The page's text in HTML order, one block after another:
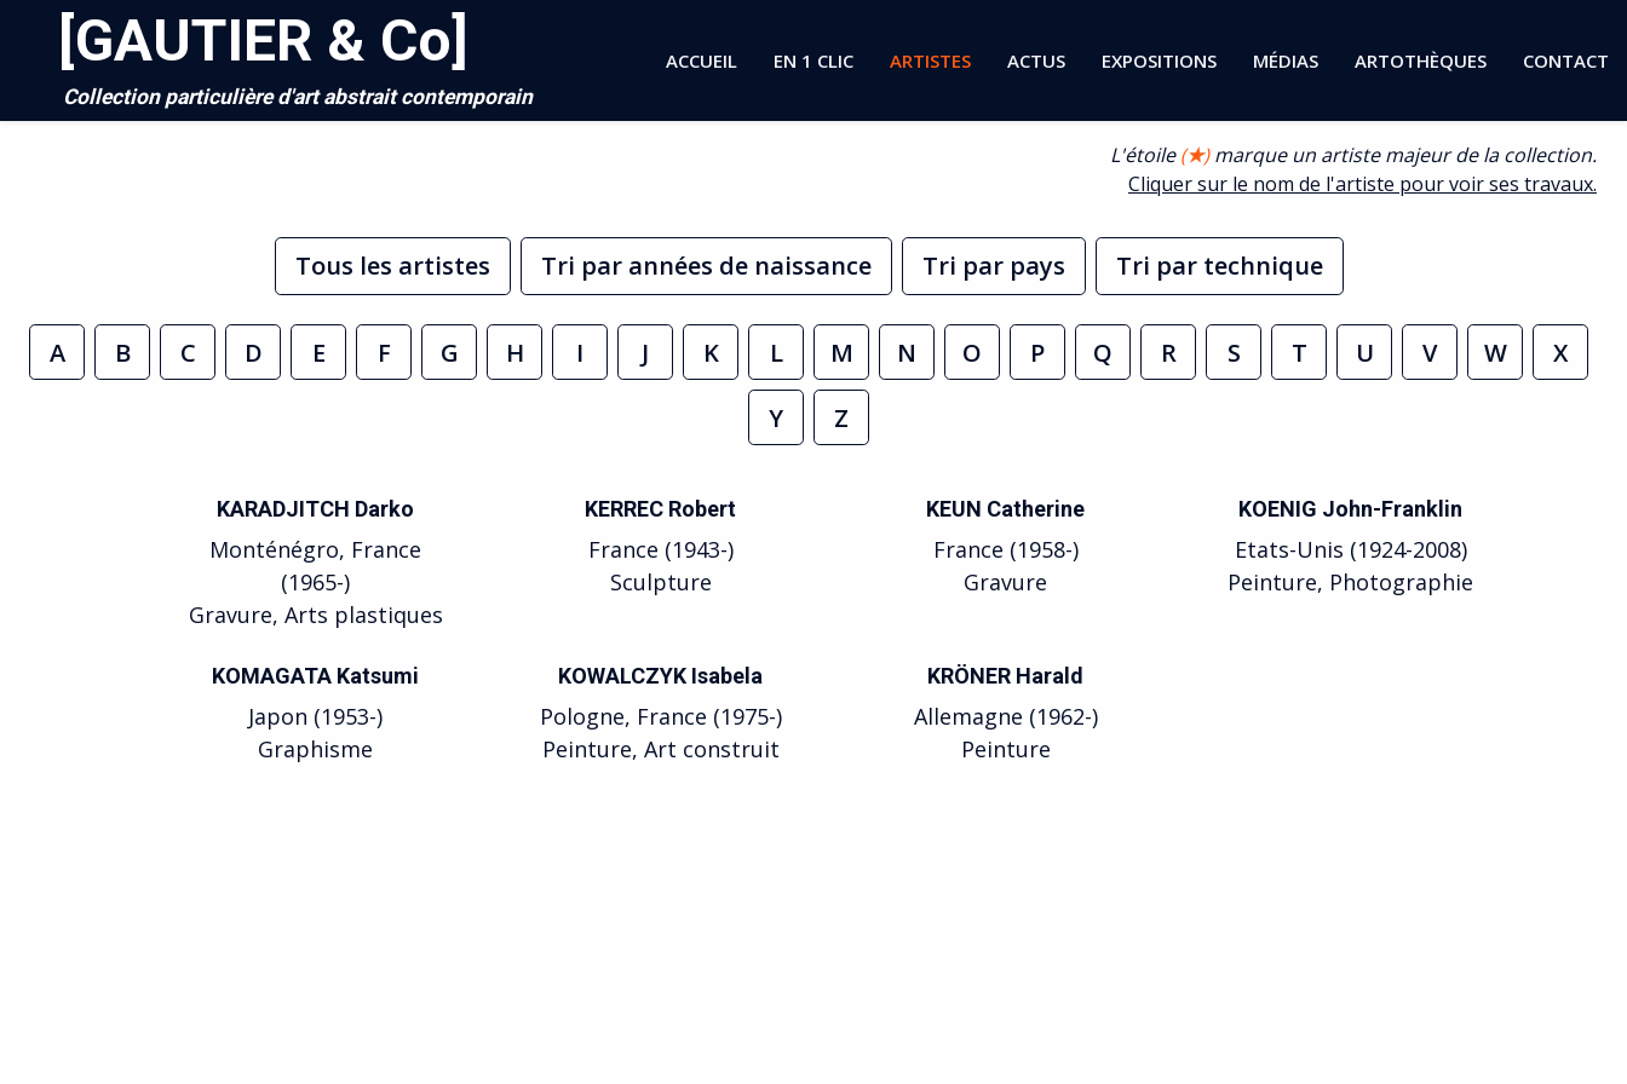
[GAUTIER & Co]
Collection particulière d'art abstrait contemporain
ACCUEIL EN 1 CLIC ARTISTES ACTUS EXPOSITIONS MÉDIAS ARTOTHÈQUES CONTACT
L'étoile(★)marque un artiste majeur de la collection.
Cliquer sur le nom de l'artiste pour voir ses travaux.
Tous les artistes Tri par années de naissance Tri par pays Tri par technique
A B C D E F G H I J K L M N O P Q R S T U V W
X
Y
Z
KARADJITCH Darko
Monténégro, France
(1965-)
Gravure, Arts plastiques
KERREC Robert
France (1943-)
Sculpture
KEUN Catherine
France (1958-)
Gravure
KOENIG John-Franklin
Etats-Unis (1924-2008)
Peinture, Photographie
KOMAGATA Katsumi
Japon (1953-)
Graphisme
KOWALCZYK Isabela
Pologne, France (1975-)
Peinture, Art construit
KRÖNER Harald
Allemagne (1962-)
Peinture